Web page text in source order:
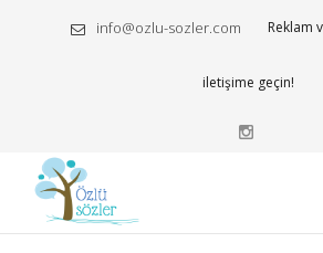
info@ozlu-sozler.com Reklam
iletişime geçin!